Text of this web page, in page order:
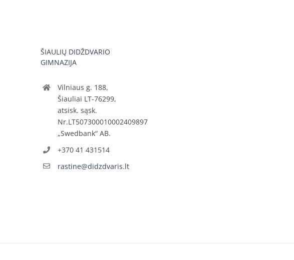
ŠIAULIŲ DIDŽDVARIO
GIMNAZIJA
Vilniaus g. 188,
Šiauliai LT-76299,
atsisk. sąsk.
Nr.LT507300010002409897
„Swedbank“ AB.
+370 41 431514
rastine@didzdvaris.lt